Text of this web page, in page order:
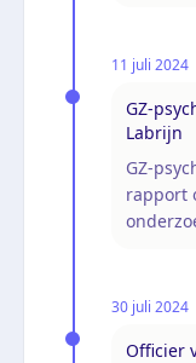
11 juli 2024
GZ-
Labrijn
GZ-
rapport
30 juli 2024
Officier